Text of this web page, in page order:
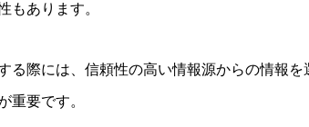
もあります。
る際には、信頼性の高い情報源からの情報
重要です。